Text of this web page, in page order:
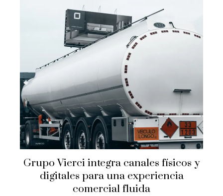
Grupo Vierci integra canales físicos y
digitales para una experiencia
comercial fluida